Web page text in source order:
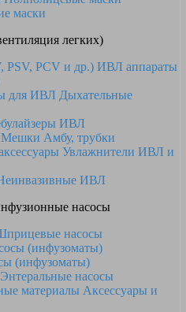
маски
легких)
ИВЛ аппараты
Дыхательные
ИВЛ
Мешки Амбу, трубки
Увлажнители ИВЛ и
ИВЛ
насосы
насосы
(инфузоматы)
Энтеральные насосы
Аксессуары и